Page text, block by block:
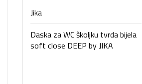
Jika
Daska za WC školjku tvrda bijela
soft close DEEP by JIKA